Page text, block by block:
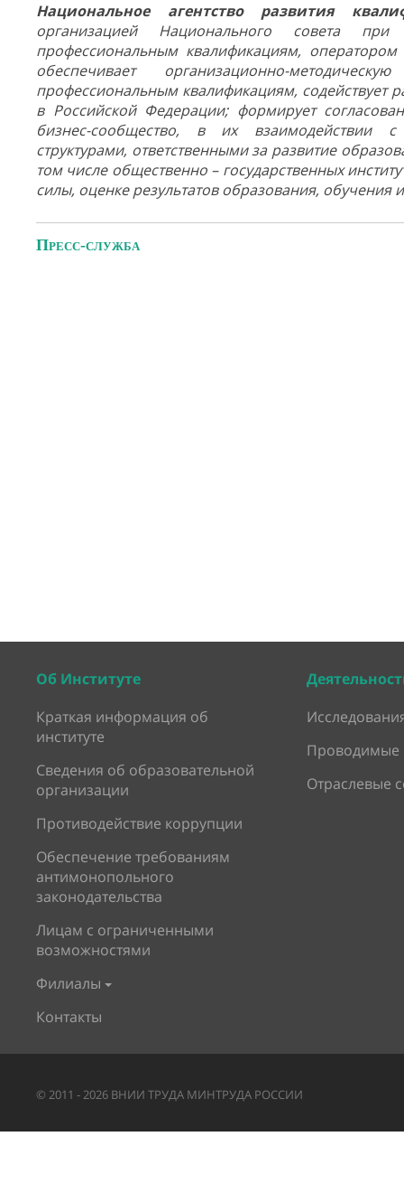
Национальное агентство развития
организацией Национального совета
профессиональным квалификациям,
обеспечивает организационно-
профессиональным квалификациям, содействует
в Российской Федерации; формирует
бизнес-сообщество, в их взаимодействии с
структурами, ответственными за развитие
том числе общественно – государственных
силы, оценке результатов образования, обучения
Пресс-служба
Об Институте
Краткая информация об
институте
Сведения об образовательной
организации
Противодействие коррупции
Обеспечение требованиям
антимонопольного
законодательства
Лицам с ограниченными
возможностями
Филиалы
Контакты
Проводимые
Отраслевые
© 2011 -2026 ВНИИ ТРУДА МИНТРУДА РОССИИ